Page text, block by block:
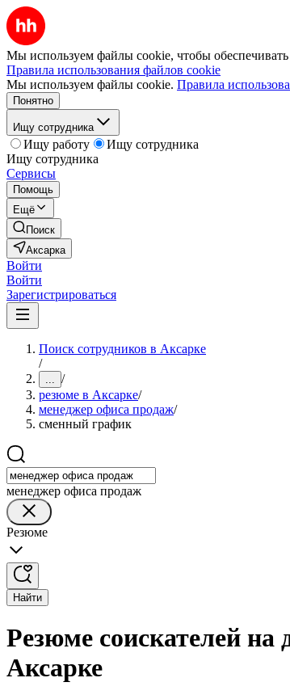
Мы используем файлы cookie, чтобы
Правила использования файлов cookie
Мы используем файлы cookie. Правила
Понятно
Ищу сотрудника
Ищу работу
Ищу сотрудника
Ищу сотрудника
Сервисы
Помощь
Ещё
Поиск
Аксарка
Войти
Войти
Зарегистрироваться
Поиск сотрудников в Аксарке
/
... /
резюме в Аксарке/
менеджер офиса продаж/
сменный график
менеджер офиса продаж
Резюме
Найти
Резюме соискателей
Аксарке